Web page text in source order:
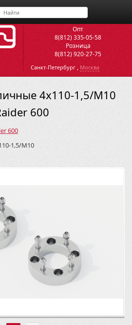
Опт
8(812) 335-05-58
Розница
8(812) 920-27-75
Санкт-Петербург , Москва
4х110-1,5/M10
600
600
1,5/M10